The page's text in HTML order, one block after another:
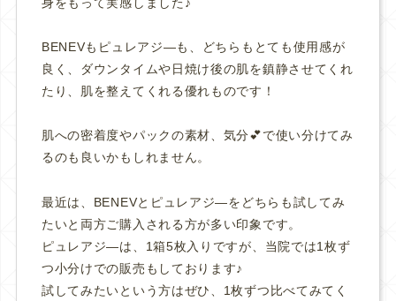
BENEVもピュレアジ―も、どちらもとても使用感が
良く、ダウンタイムや日焼け後の肌を鎮静させてくれ
たり、肌を整えてくれる優れものです！
肌への密着度やパックの素材、気分💕で使い分けてみ
るのも良いかもしれません。
最近は、BENEVとピュレアジ―をどちらも試してみ
たいと両方ご購入される方が多い印象です。
ピュレアジ―は、1箱5枚入りですが、当院では1枚ず
つ小分けでの販売もしております♪
試してみたいという方はぜひ、1枚ずつ比べてみてく